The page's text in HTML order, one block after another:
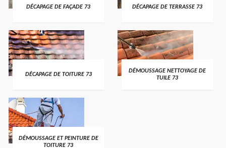
DÉCAPAGE DE FAÇADE 73 DÉCAPAGE DE TERRASSE 73
DÉCAPAGE DE TOITURE 73
DÉMOUSSAGE NETTOYAGE DE
TUILE 73
DÉMOUSSAGE ET PEINTURE DE
TOITURE 73